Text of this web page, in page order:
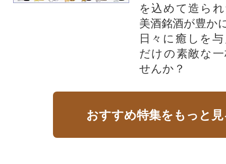
を込めて造ら
美酒銘酒が豊か
日々に癒しを
だけの素敵な
せんか？
おすすめ特集をもっと